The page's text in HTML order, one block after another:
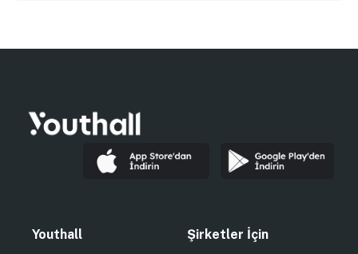
Youthall Şirketler İçin